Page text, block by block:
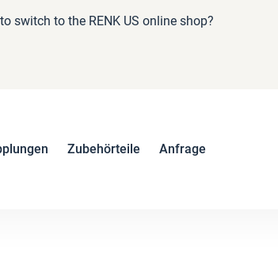
switch to the RENK US online shop?
Zubehörteile Anfrage